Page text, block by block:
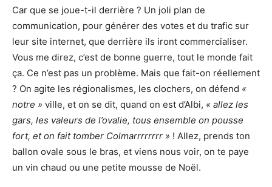
Car que se joue-t-il derrière ? Un joli plan de
communication, pour générer des votes et du trafic sur
leur site internet, que derrière ils iront commercialiser.
Vous me direz, c’est de bonne guerre, tout le monde fait
ça. Ce n’est pas un problème. Mais que fait-on réellement
? On agite les régionalismes, les clochers, on défend «
notre » ville, et on se dit, quand on est d’Albi, « allez les
gars, les valeurs de l’ovalie, tous ensemble on pousse
fort, et on fait tomber Colmarrrrrrrr » ! Allez, prends ton
ballon ovale sous le bras, et viens nous voir, on te paye
un vin chaud ou une petite mousse de Noël.